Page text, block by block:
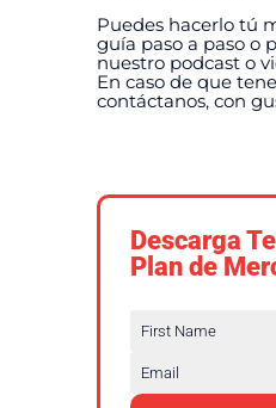
Puedes hacerlo tú
guía paso a paso o
nuestro podcast o
En caso de que
contáctanos, con
Descarga
Plan de